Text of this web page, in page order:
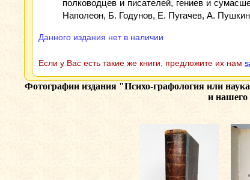
полководцев и писателей, гениев и
Наполеон, Б. Годунов, Е. Пугачев, А.
Данного издания нет в наличии
Если у Вас есть такие же книги, предложите их нам
Фотографии издания "Психо-графология или
и